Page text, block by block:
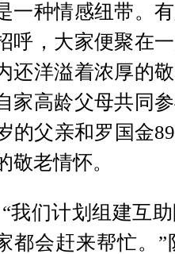
一种情感纽带。
呼，大家便聚在
还洋溢着浓厚的
家高龄父母共同
的父亲和罗国金
敬老情怀。
“我们计划组建互
都会赶来帮忙。